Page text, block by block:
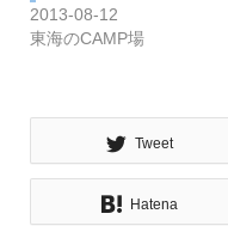
2013-08-12
東海のCAMP場
Tweet
Hatena